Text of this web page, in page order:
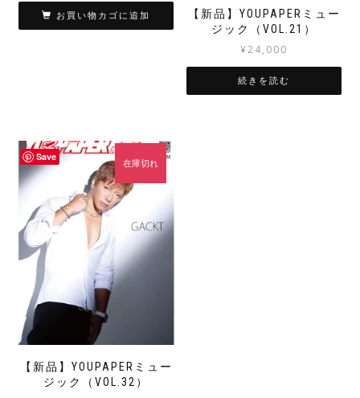
お買い物カゴに追加
【新品】YOUPAPERミュー
ジック（VOL.21）
¥24,000
続きを読む
Save
【新品】YOUPAPERミュー
ジック（VOL.32）
在庫切れ